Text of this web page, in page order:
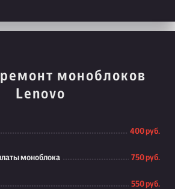
моноблоков
Lenovo
400 руб.
моноблока 750 руб.
550 руб.